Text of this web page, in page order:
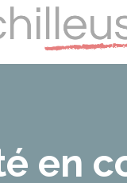
en